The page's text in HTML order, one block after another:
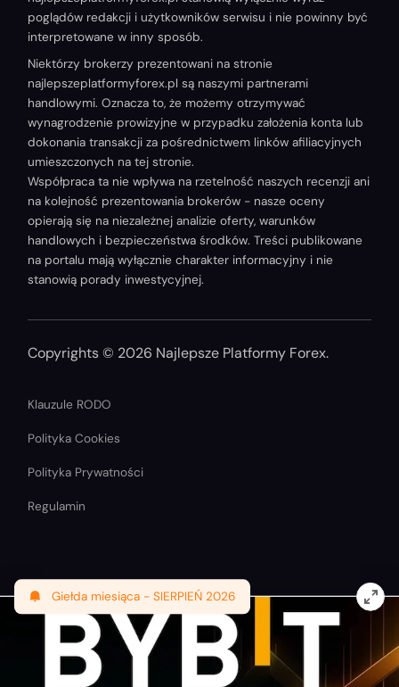
Giełda miesiąca - SIERPIEŃ 2026
poglądów redakcji i użytkowników serwisu i nie powinny być
interpretowane w inny sposób.
Niektórzy brokerzy prezentowani na stronie
najlepszeplatformyforex.pl są naszymi partnerami
handlowymi. Oznacza to, że możemy otrzymywać
wynagrodzenie prowizyjne w przypadku założenia konta lub
dokonania transakcji za pośrednictwem linków afiliacyjnych
umieszczonych na tej stronie.
Współpraca ta nie wpływa na rzetelność naszych recenzji ani
na kolejność prezentowania brokerów - nasze oceny
opierają się na niezależnej analizie oferty, warunków
handlowych i bezpieczeństwa środków. Treści publikowane
na portalu mają wyłącznie charakter informacyjny i nie
stanowią porady inwestycyjnej.
Copyrights © 2026 Najlepsze Platformy Forex.
Klauzule RODO
Polityka Cookies
Polityka Prywatności
Regulamin